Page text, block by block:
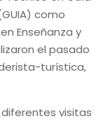
como
Enseñanza y
el pasado
turística,
visitas